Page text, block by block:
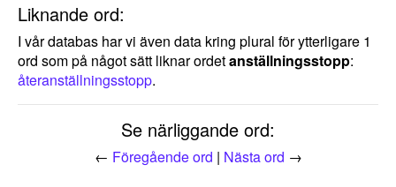
Liknande ord:
I vår databas har vi även data kring plural för ytterligare 1
ord som på något sätt liknar ordetanställningsstopp:
återanställningsstopp.
Se närliggande ord:
← Föregående ord | Nästa ord →